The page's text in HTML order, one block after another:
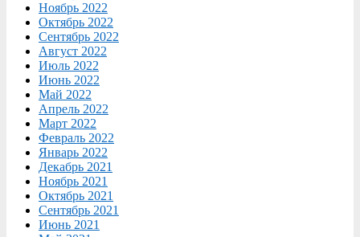
Ноябрь 2022
Октябрь 2022
Сентябрь 2022
Август 2022
Июль 2022
Июнь 2022
Май 2022
Апрель 2022
Март 2022
Февраль 2022
Январь 2022
Декабрь 2021
Ноябрь 2021
Октябрь 2021
Сентябрь 2021
Июнь 2021